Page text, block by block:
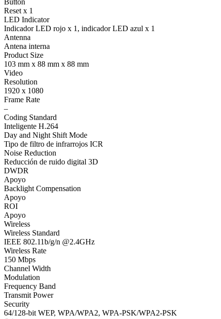
Reset x 1
LED Indicator
Indicador LED rojo x 1, indicador LED azul x 1
Antenna
Antena interna
Product Size
103 mm x 88 mm x 88 mm
Video
Resolution
1920 x 1080
Frame Rate
–
Coding Standard
Inteligente H.264
Day and Night Shift Mode
Tipo de filtro de infrarrojos ICR
Noise Reduction
Reducción de ruido digital 3D
DWDR
Apoyo
Backlight Compensation
Apoyo
ROI
Apoyo
Wireless
Wireless Standard
IEEE 802.11b/g/n @2.4GHz
Wireless Rate
150 Mbps
Channel Width
Modulation
Frequency Band
Transmit Power
Security
64/128-bit WEP, WPA/WPA2, WPA-PSK/WPA2-PSK